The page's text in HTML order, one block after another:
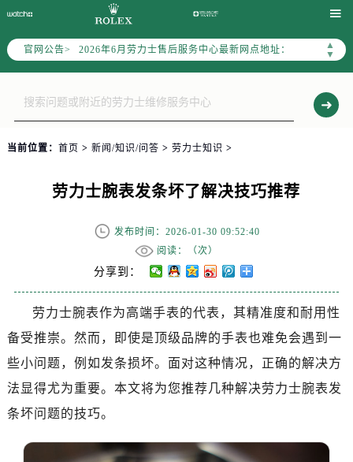

官网公告>
▲
▼
2026年6月劳力士上海市售后服务网络优化升级公告
2026年6月劳力士售后服务中心最新网点地址：
上海市徐汇区虹桥路3号港汇中心写字楼2座37层3705室（需提前预约）
当前位置： 首页 > 新闻/知识/问答 > 劳力士知识 >
劳力士腕表发条坏了解决技巧推荐
发布时间：2026-01-30 09:52:40
阅读：（次）
分享到：
劳力士腕表作为高端手表的代表，其精准度和耐用性
备受推崇。然而，即使是顶级品牌的手表也难免会遇到一
些小问题，例如发条损坏。面对这种情况，正确的解决方
法显得尤为重要。本文将为您推荐几种解决劳力士腕表发
条坏问题的技巧。